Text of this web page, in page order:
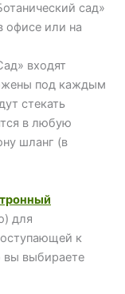
сад»
офисе или на
входят
под каждым
стекать
в любую
шланг (в
для
к
вы выбираете